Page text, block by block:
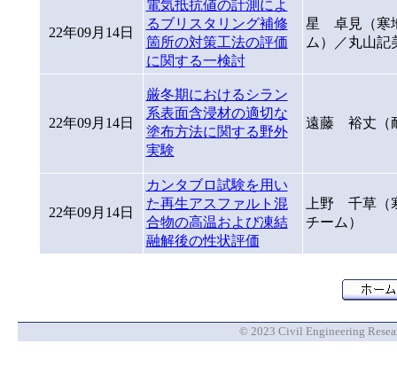
22年09月14日
電気抵抗値の計測によ
るブリスタリング補修
箇所の対策工法の評価
に関する一検討
星 卓見（寒
ム）／丸山記
22年09月14日
厳冬期におけるシラン
系表面含浸材の適切な
塗布方法に関する野外
実験
遠藤 裕丈（
22年09月14日
カンタブロ試験を用い
た再生アスファルト混
合物の高温および凍結
融解後の性状評価
上野 千草（
チーム）
© 2023 Civil Engineering